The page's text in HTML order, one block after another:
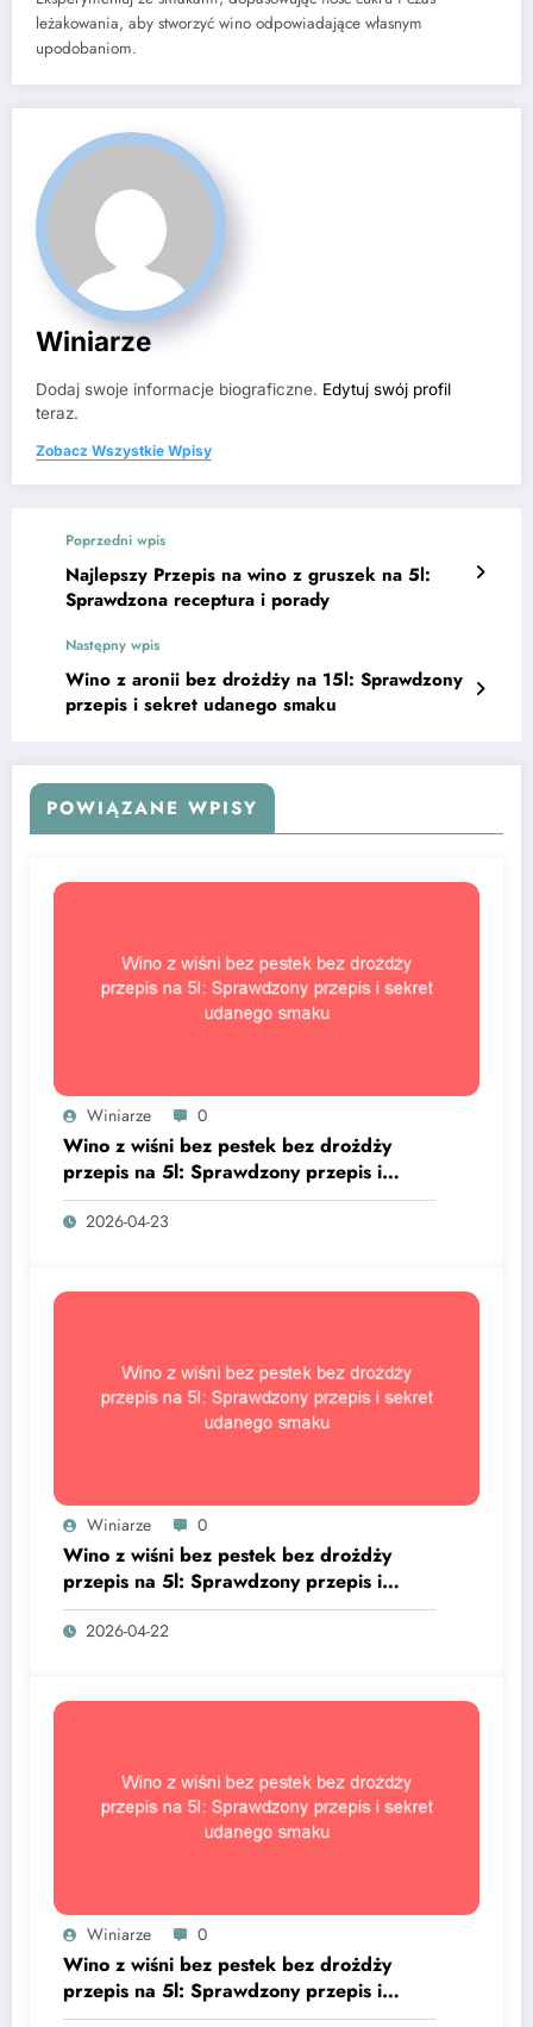
leżakowania, aby stworzyć wino odpowiadające własnym
upodobaniom.
Winiarze
Dodaj swoje informacje biograficzne. Edytuj swój profil
teraz.
Zobacz Wszystkie Wpisy
Poprzedni wpis
Najlepszy Przepis na wino z gruszek na 5l:
Sprawdzona receptura i porady
Następny wpis
Wino z aronii bez drożdży na 15l: Sprawdzony
przepis i sekret udanego smaku
POWIĄZANE WPISY
Winiarze 0
Wino z wiśni bez pestek bez drożdży
przepis na 5l: Sprawdzony przepis i
sekret udanego smaku
2026-04-23
Winiarze 0
Wino z wiśni bez pestek bez drożdży
przepis na 5l: Sprawdzony przepis i
sekret udanego smaku
2026-04-22
Winiarze 0
Wino z wiśni bez pestek bez drożdży
przepis na 5l: Sprawdzony przepis i
sekret udanego smaku